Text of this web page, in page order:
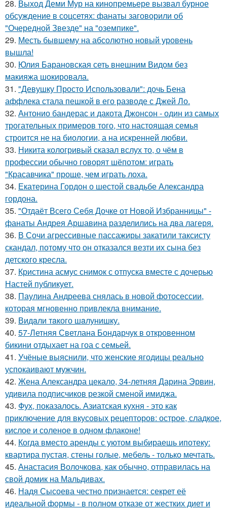
28. Выход Деми Мур на кинопремьере вызвал бурное
обсуждение в соцсетях: фанаты заговорили об
"Очередной Звезде" на "оземпике".
29. Месть бывшему на абсолютно новый уровень
вышла!
30. Юлия Барановская сеть внешним Видом без
макияжа шокировала.
31. "Девушку Просто Использовали": дочь Бена
аффлека стала пешкой в его разводе с Джей Ло.
32. Антонио бандерас и дакота Джонсон - один из самых
трогательных примеров того, что настоящая семья
строится не на биологии, а на искренней любви.
33. Никита кологривый сказал вслух то, о чём в
профессии обычно говорят шёпотом: играть
"Красавчика" проще, чем играть лоха.
34. Екатерина Гордон о шестой свадьбе Александра
гордона.
35. "Отдаёт Всего Себя Дочке от Новой Избранницы" -
фанаты Андрея Аршавина разделились на два лагеря.
36. В Сочи агрессивные пассажиры закатили таксисту
скандал, потому что он отказался везти их сына без
детского кресла.
37. Кристина асмус снимок с отпуска вместе с дочерью
Настей публикует.
38. Паулина Андреева снялась в новой фотосессии,
которая мгновенно привлекла внимание.
39. Видaли тaкого шaлунишку.
40. 57-Летняя Светлана Бондарчук в откровенном
бикини отдыхает на гоа с семьей.
41. Учёные выяснили, что женские ягодицы реально
успокаивают мужчин.
42. Жена Александра цекало, 34-летняя Дарина Эрвин,
удивила подписчиков резкой сменой имиджа.
43. Фух, показалось. Азиатская кухня - это как
приключение для вкусовых рецепторов: острое, сладкое,
кислое и соленое в одном флаконе!
44. Когда вместо аренды с уютом выбираешь ипотеку:
квартира пустая, стены голые, мебель - только мечтать.
45. Анастасия Волочкова, как обычно, отправилась на
свой домик на Мальдивах.
46. Надя Сысоева честно признается: секрет её
идеальной формы - в полном отказе от жестких диет и